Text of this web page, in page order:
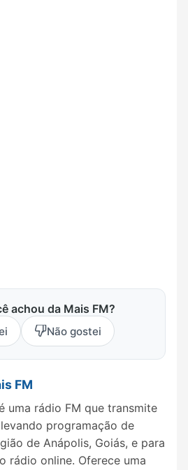
achou da Mais FM?
Não gostei
FM
uma rádio FM que transmite
programação de
de Anápolis, Goiás, e para
rádio online. Oferece uma